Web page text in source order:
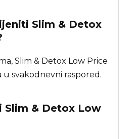
Slim & Detox
Slim & Detox Low Price
u svakodnevni raspored.
Slim & Detox Low